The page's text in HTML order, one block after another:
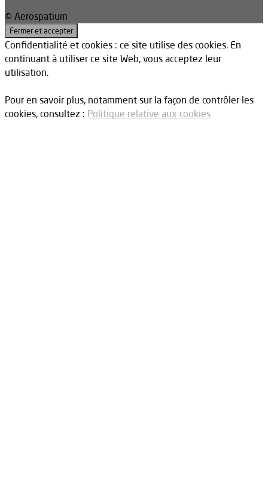
© Aerospatium
Confidentialité et cookies : ce site utilise des cookies. En
continuant à utiliser ce site Web, vous acceptez leur
utilisation.
Pour en savoir plus, notamment sur la façon de contrôler les
cookies, consultez : Politique relative aux cookies